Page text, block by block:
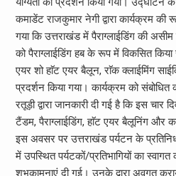
कमाडेंट राजकुमार नेगी द्वारा कार्यक्रम
गया कि उत्तराखंड में पैराग्लाईडिंग की
को पैराग्लाईडिंग हब के रूप में विकसित
एयर शो हाॅट एयर बैलून, राॅक क्लाईमिंग
प्रदर्शन किया गया। कार्यक्रम को
रतूड़ी द्वारा जानकारी दी गई है कि इस चार
टैंडम, पैराग्लाईडिंग, हाॅट एयर बैलूनिंग और
इस अवसर पर उत्तराखंड पर्यटन के
में उपस्थित पर्यटकों/प्रतिभागियों का
शुभकामनाएं दी गई। उनके द्वारा अवगत